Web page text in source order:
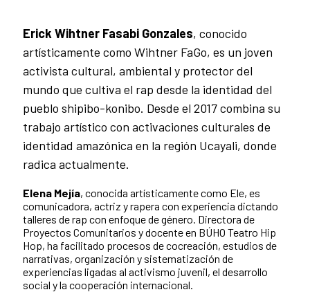
Erick Wihtner Fasabi Gonzales, conocido
artísticamente como Wihtner FaGo, es un joven
activista cultural, ambiental y protector del
mundo que cultiva el rap desde la identidad del
pueblo shipibo-konibo. Desde el 2017 combina su
trabajo artístico con activaciones culturales de
identidad amazónica en la región Ucayali, donde
radica actualmente.
Elena Mejía, conocida artísticamente como Ele, es
comunicadora, actriz y rapera con experiencia dictando
talleres de rap con enfoque de género. Directora de
Proyectos Comunitarios y docente en BÚHO Teatro Hip
Hop, ha facilitado procesos de cocreación, estudios de
narrativas, organización y sistematización de
experiencias ligadas al activismo juvenil, el desarrollo
social y la cooperación internacional.